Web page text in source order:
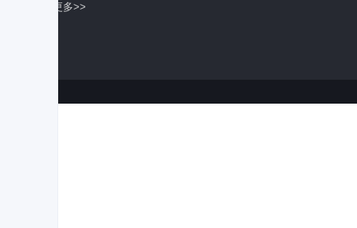
了解更多>>